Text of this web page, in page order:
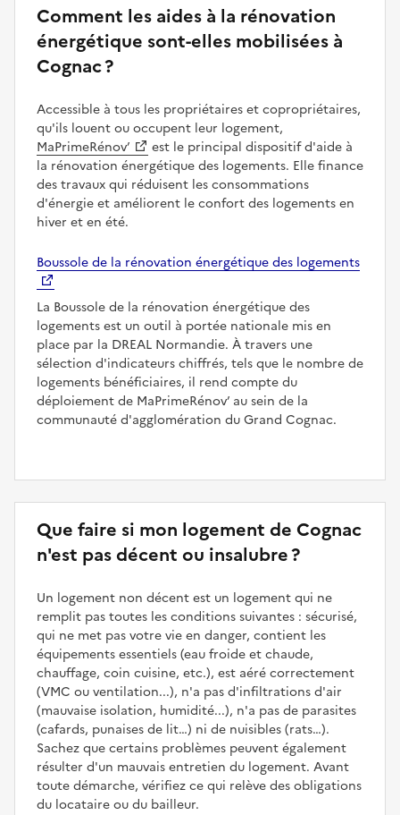
Comment les aides à la rénovation
énergétique sont-elles mobilisées à
Cognac ?
Accessible à tous les propriétaires et copropriétaires,
qu'ils louent ou occupent leur logement,
MaPrimeRénov’
est le principal dispositif d'aide à
la rénovation énergétique des logements. Elle finance
des travaux qui réduisent les consommations
d'énergie et améliorent le confort des logements en
hiver et en été.
Boussole de la rénovation énergétique des logements
La Boussole de la rénovation énergétique des
logements est un outil à portée nationale mis en
place par la DREAL Normandie. À travers une
sélection d'indicateurs chiffrés, tels que le nombre de
logements bénéficiaires, il rend compte du
déploiement de MaPrimeRénov’ au sein de la
communauté d'agglomération du Grand Cognac.
Que faire si mon logement de Cognac
n'est pas décent ou insalubre ?
Un logement non décent est un logement qui ne
remplit pas toutes les conditions suivantes : sécurisé,
qui ne met pas votre vie en danger, contient les
équipements essentiels (eau froide et chaude,
chauffage, coin cuisine, etc.), est aéré correctement
(VMC ou ventilation...), n'a pas d'infiltrations d'air
(mauvaise isolation, humidité...), n'a pas de parasites
(cafards, punaises de lit…) ni de nuisibles (rats…).
Sachez que certains problèmes peuvent également
résulter d'un mauvais entretien du logement. Avant
toute démarche, vérifiez ce qui relève des obligations
du locataire ou du bailleur.